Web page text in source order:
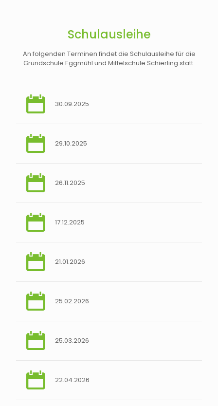
Schulausleihe
An folgenden Terminen findet die Schulausleihe für die
Grundschule Eggmühl und Mittelschule Schierling statt.
30.09.2025
29.10.2025
26.11.2025
17.12.2025
21.01.2026
25.02.2026
25.03.2026
22.04.2026